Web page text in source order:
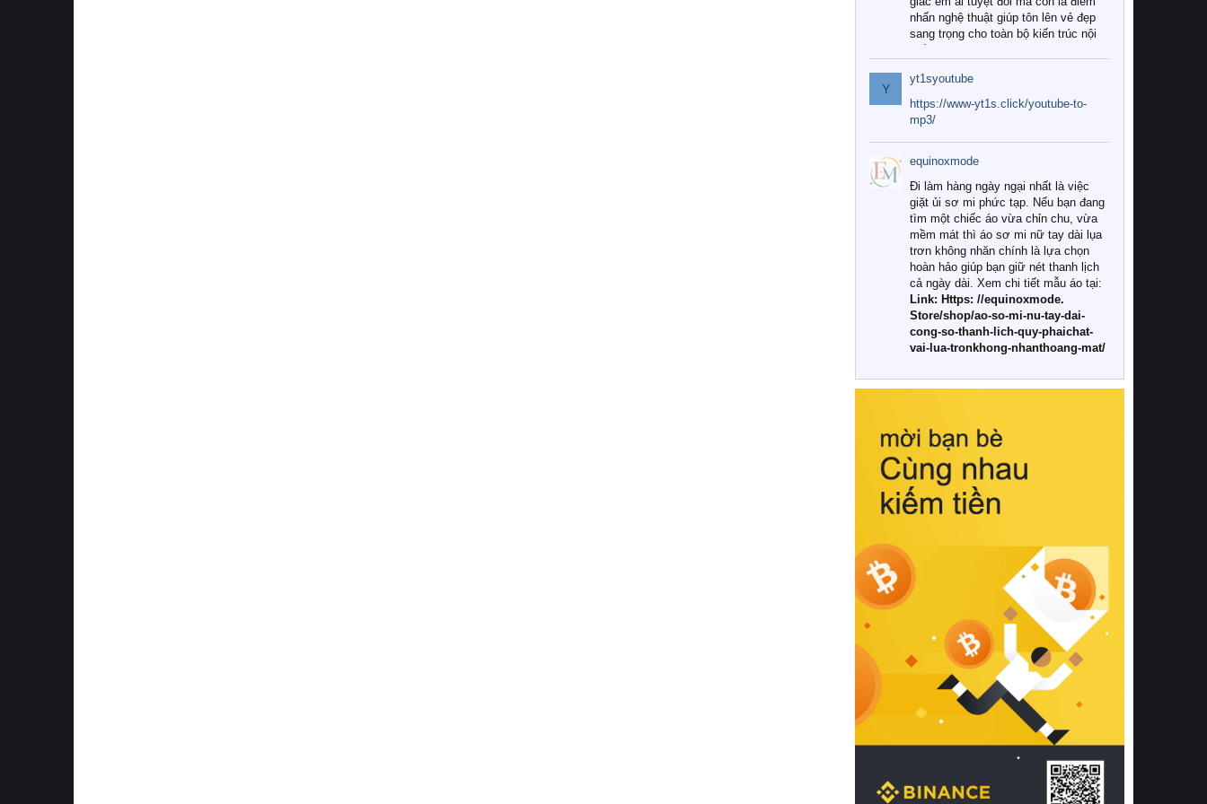
nhấn nghệ thuật giúp tôn lên vẻ đẹp
sang trọng cho toàn bộ kiến trúc nội
Tuy nhiên, giữa thị trường đa dạng
với vô vàn thương hiệu và mẫu mã
như hiện nay, làm thế nào để chọn
được những bộ chăn ga gối đệm cao
cấp thực sự chất lượng, phù hợp với
khí hậu và nhu cầu sử dụng của gia
đình? Hãy cùng chúng tôi đi tìm lời
giải đáp chi tiết qua bài viết dưới đây.
1. Tại sao các gia đình hiện đại lại ưa
chuộng chăn ga gối đệm cao cấp?
Khác với các dòng sản phẩm thông
thường, những bộ chăn ga gối đệm
cao cấp trải qua quy trình sản xuất
nghiêm ngặt từ khâu chọn lọc nguyên
liệu tự nhiên đến công nghệ dệt
nhuộm hiện đại không chứa hóa chất
này, bạn sẽ cảm nhận rõ rệt sự khác
hồi chuẩn xác của phần đệm nâng đỡ
cột sống.
Bên cạnh đó, việc lựa chọn các dòng
sản phẩm đạt chuẩn chất lượng quốc
tế còn giúp ngăn ngừa tình trạng kích
khuẩn và nấm mốc trong điều kiện
thời tiết nóng ẩm. Bạn có thể tìm hiểu
thêm các nghiên cứu khoa học về tác
động của giấc ngủ và môi trường
phòng ngủ đối với sức khỏe con
người tại Sleep Foundation (External
Link) để có cái nhìn toàn diện hơn.
2. Các tiêu chí vàng khi lựa chọn
chăn ga gối đệm cao cấp cho phòng
ngủ
Để sở hữu một bộ chăn ga gối đệm
cao cấp hoàn hảo cả về thẩm mỹ lẫn
công năng, người tiêu dùng cần cân
nhắc kỹ lưỡng các tiêu chí quan trọng
Y
yt1syoutube
https://www-yt1s.click/youtube-to-
mp3/
equinoxmode
Đi làm hàng ngày ngại nhất là việc
giặt ủi sơ mi phức tạp. Nếu bạn đang
tìm một chiếc áo vừa chỉn chu, vừa
mềm mát thì áo sơ mi nữ tay dài lụa
trơn không nhăn chính là lựa chọn
hoàn hảo giúp bạn giữ nét thanh lịch
cả ngày dài. Xem chi tiết mẫu áo tại:
Link: Https: //equinoxmode.
Store/shop/ao-so-mi-nu-tay-dai-
cong-so-thanh-lich-quy-phaichat-
vai-lua-tronkhong-nhanthoang-mat/